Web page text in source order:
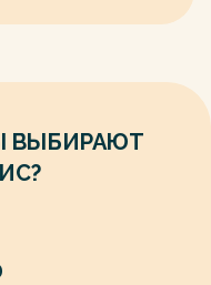
съезде говорили о
активно помогать
году — о воспитании
служащих.
включив и других
семейным
ВЫБИРАЮТ